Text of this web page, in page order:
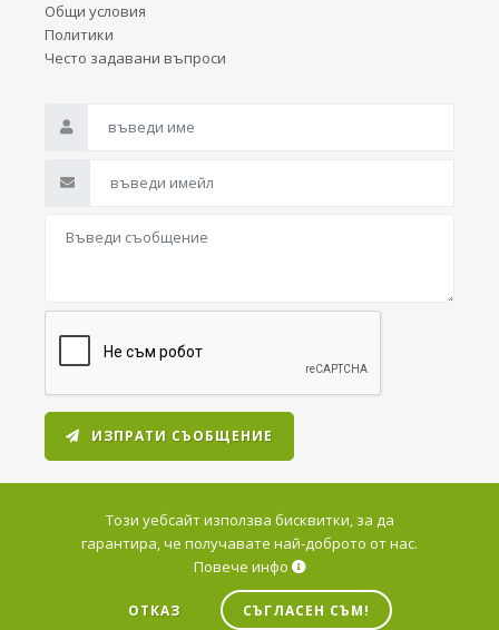
Този уебсайт използва бисквитки, за да
гарантира, че получавате най-доброто от нас.
Повече инфо
ОТКАЗ СЪГЛАСЕН СЪМ!
Общи условия
Политики
Често задавани въпроси
ИЗПРАТИ СЪОБЩЕНИЕ
© 2026 Варна Дейта Център. Всички права запазени.